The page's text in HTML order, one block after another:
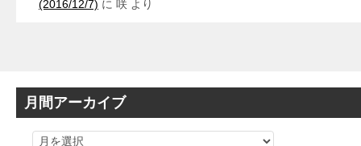
(2016/12/7) に 咲 より
月間アーカイブ